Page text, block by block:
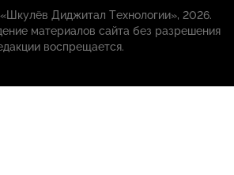
Диджитал Технологии», 2026.
материалов сайта без разрешения
воспрещается.